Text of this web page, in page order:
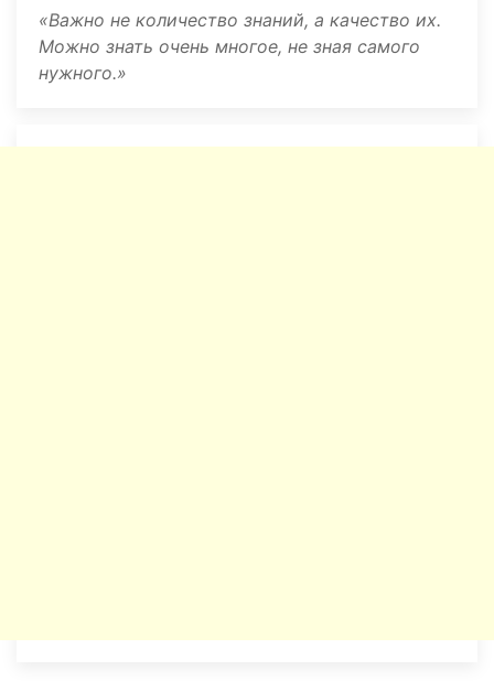
Важно не количество знаний, а качество их.
Можно знать очень многое, не зная самого
нужного.